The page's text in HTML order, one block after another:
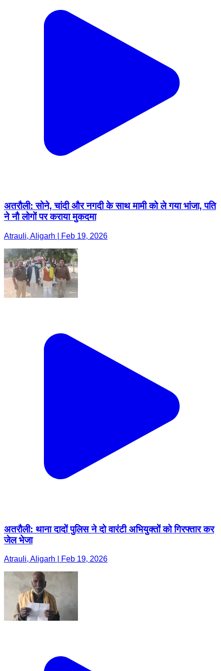
अतरौली: सोने, चांदी और नगदी के साथ मामी को ले गया भांजा, पति
ने नौ लोगों पर कराया मुकदमा
Atrauli, Aligarh | Feb 19, 2026
अतरौली: थाना दादों पुलिस ने दो वारंटी अभियुक्तों को गिरफ्तार कर
जेल भेजा
Atrauli, Aligarh | Feb 19, 2026